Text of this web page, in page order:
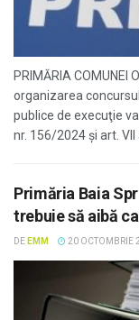
PRIMĂRIA COMUNEI
organizarea
publice de execuţie
nr. 156/2024 și art. VII
Primăria Baia
trebuie să aibă
DE EMM 20 OCTOMBRIE